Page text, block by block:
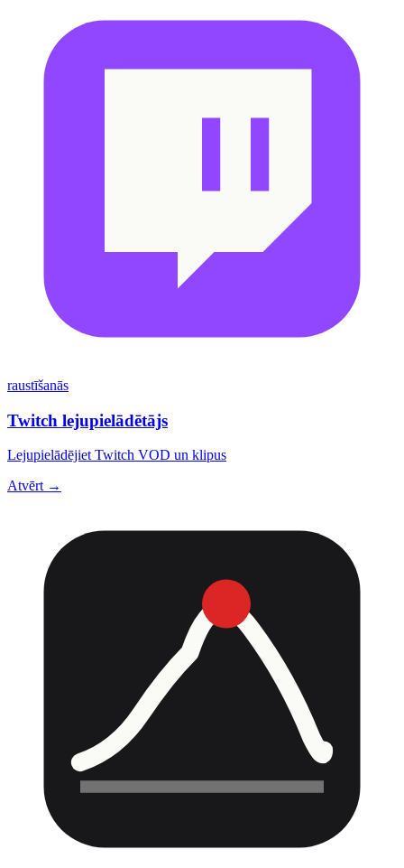
raustīšanās
Twitch lejupielādētājs
Lejupielādējiet Twitch VOD un klipus
Atvērt →